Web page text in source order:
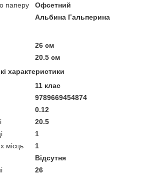
паперу
Офсетний
Альбина Гальперина
26 см
20.5 см
характеристики
11 клас
9789669454874
0.12
20.5
1
місць
1
Відсутня
26